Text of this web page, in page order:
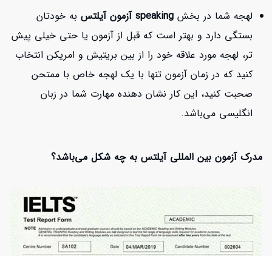
لهجه شما در بخش speaking آزمون آیلتس
به خودتان
بستگی دارد و بهتر است که قبل از آزمون یا حتی خیلی پیش
تر، لهجه مورد علاقه خود را از بین بریتیش و امریکن انتخاب
کنید که در زمان آزمون تنها با یک لهجه خاص با ممتحن
صحبت کنید، این کار نشان دهنده مهارت شما در زبان
انگلیسی می‌باشد.
مدرک آزمون بین المللی آیلتس به چه شکل می‌باشد؟